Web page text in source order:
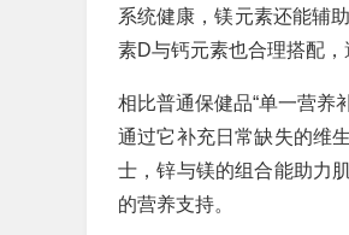
系统健康，镁元素还能辅
素D与钙元素也合理搭配，
相比普通保健品“单一营养
通过它补充日常缺失的维
士，锌与镁的组合能助力
的营养支持。